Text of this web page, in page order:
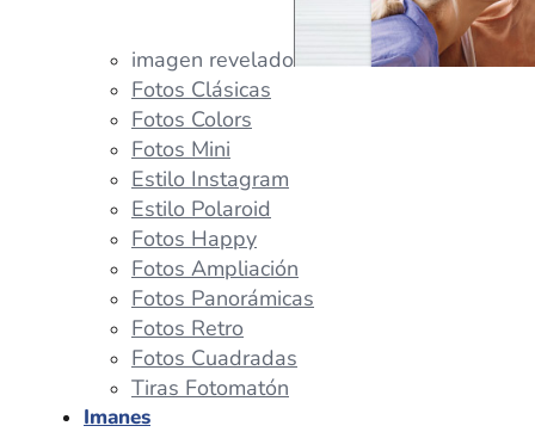
imagen revelado
Fotos Clásicas
Fotos Colors
Fotos Mini
Estilo Instagram
Estilo Polaroid
Fotos Happy
Fotos Ampliación
Fotos Panorámicas
Fotos Retro
Fotos Cuadradas
Tiras Fotomatón
Imanes